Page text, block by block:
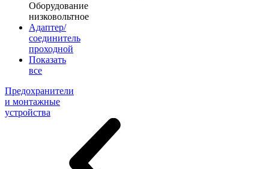
Оборудование
низковольтное
Адаптер/
соединитель
проходной
Показать
все
Предохранители
и монтажные
устройства